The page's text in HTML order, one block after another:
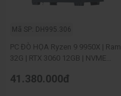
Mã SP: DH995.306
PC ĐÒ HỌA Ryzen 9 9950X | Ram
32G | RTX 3060 12GB | NVME
41.380.000đ